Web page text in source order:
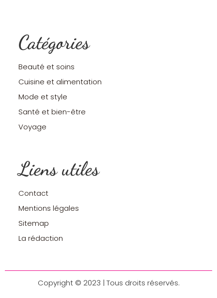
Catégories
Beauté et soins
Cuisine et alimentation
Mode et style
Santé et bien-être
Voyage
Liens utiles
Contact
Mentions légales
Sitemap
La rédaction
Copyright © 2023 | Tous droits réservés.